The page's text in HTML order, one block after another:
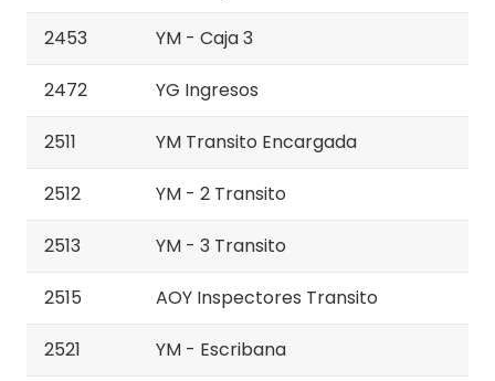
2453 YM - Caja 3
2472 YG Ingresos
2511 YM Transito Encargada
2512 YM - 2 Transito
2513 YM - 3 Transito
2515 AOY Inspectores Transito
2521 YM - Escribana